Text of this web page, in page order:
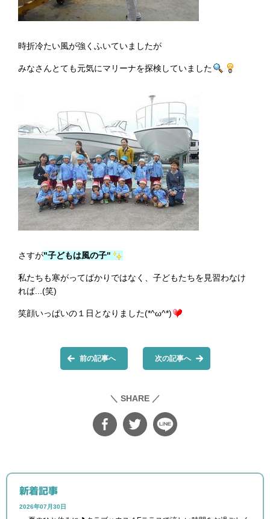
時折冷たい風が強くふいていましたが
みなさんとても元気にマリーナを探検していました
さすが"子どもは風の子"
私たちも寒がってばかりではなく、子どもたちを見習わなけ
れば...(笑)
笑顔いっぱいの１日となりました(*^ω^*)
前の記事へ 次の記事へ
＼ SHARE ／
新着記事
2026年07月30日